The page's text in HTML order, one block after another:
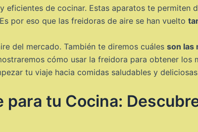
eficientes de cocinar. Estas aparatos te permiten
por eso que las freidoras de aire se han vuelto
del mercado. También te diremos cuáles son las
cómo usar la freidora para obtener los
tu viaje hacia comidas saludables y
tu Cocina: